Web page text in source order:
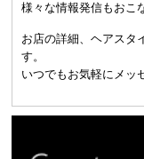
様々な情報発信もおこ
お店の詳細、ヘアスタ
す。
いつでもお気軽にメッ